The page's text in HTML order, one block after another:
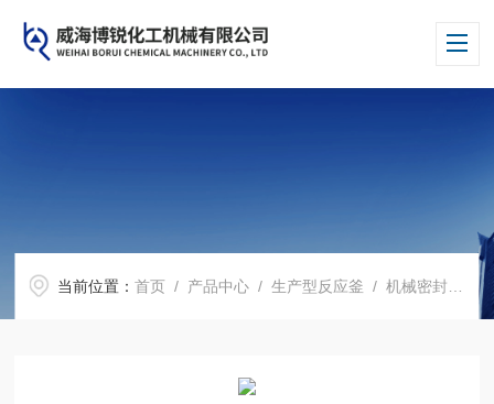
当前位置：首页 / 产品中心 /生产型反应釜 /机械密封反应釜